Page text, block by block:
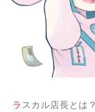
ラスカル店長とは？